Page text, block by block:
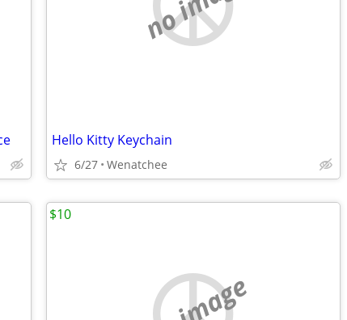
Hello Kitty Keychain
6/27 Wenatchee
$10